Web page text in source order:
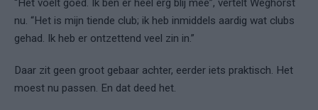
“Het voelt goed. Ik ben er heel erg blij mee”, vertelt Weghorst
nu. “Het is mijn tiende club; ik heb inmiddels aardig wat clubs
gehad. Ik heb er ontzettend veel zin in.”
Daar zit geen groot gebaar achter, eerder iets praktisch. Het
moest nu passen. En dat deed het.